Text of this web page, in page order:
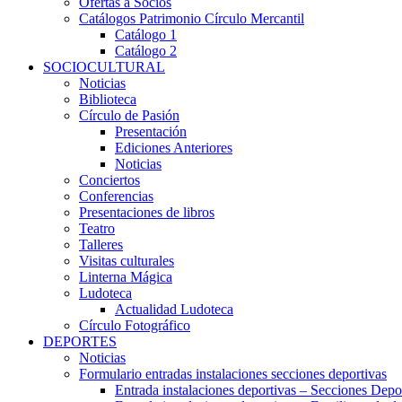
Catálogos Patrimonio Círculo Mercantil
Catálogo 1
Catálogo 2
SOCIOCULTURAL
Noticias
Biblioteca
Círculo de Pasión
Presentación
Ediciones Anteriores
Noticias
Conciertos
Conferencias
Presentaciones de libros
Teatro
Talleres
Visitas culturales
Linterna Mágica
Ludoteca
Actualidad Ludoteca
Círculo Fotográfico
DEPORTES
Noticias
Formulario entradas instalaciones secciones deportivas
Entrada instalaciones deportivas – Secciones